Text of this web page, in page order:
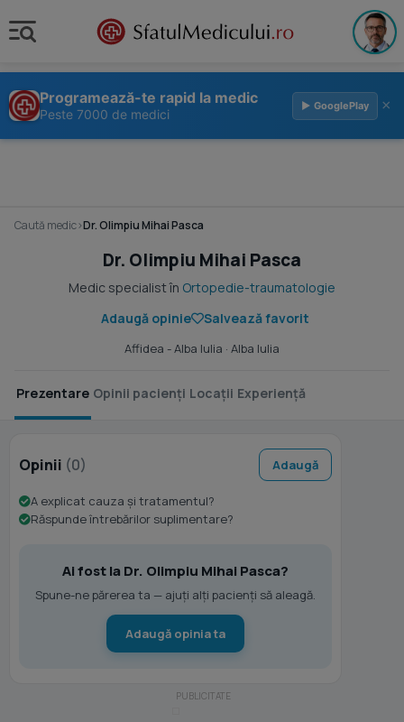
Programează-te rapid la medic
Peste 7000 de medici
▶ GooglePlay ×
Caută medic›Dr. Olimpiu Mihai Pasca
Dr. Olimpiu Mihai Pasca
Medic specialist în Ortopedie-traumatologie
Adaugă opinie
Salvează favorit
Affidea - Alba Iulia · Alba Iulia
Prezentare Opinii pacienți Locații Experiență
Opinii (0) Adaugă
A explicat cauza și tratamentul?
Răspunde întrebărilor suplimentare?
Ai fost la Dr. Olimpiu Mihai Pasca?
Spune-ne părerea ta — ajuți alți pacienți să aleagă.
Adaugă opinia ta